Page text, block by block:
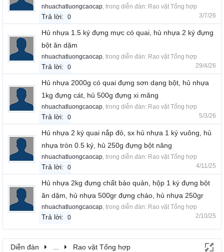
nhuachatluongcaocap, trong diễn đàn: Rao vặt Tổng hợp
Trả lời: 0 3/7/26
Hủ nhựa 1.5 ký đựng mực có quai, hủ nhựa 2 ký đựng
bột ăn dặm
nhuachatluongcaocap, trong diễn đàn: Rao vặt Tổng hợp
Trả lời: 0 29/4/26
Hủ nhựa 2000g có quai đựng sơn dạng bột, hủ nhựa
1kg đựng cát, hủ 500g đựng xi măng
nhuachatluongcaocap, trong diễn đàn: Rao vặt Tổng hợp
Trả lời: 0 5/3/26
Hủ nhựa 2 ký quai nắp đỏ, sx hủ nhựa 1 ký vuông, hủ
nhựa tròn 0.5 ký, hủ 250g đựng bột năng
nhuachatluongcaocap, trong diễn đàn: Rao vặt Tổng hợp
Trả lời: 0 4/11/25
Hủ nhựa 2kg đựng chất bảo quản, hộp 1 ký đựng bột
ăn dặm, hủ nhựa 500gr đựng cháo, hủ nhựa 250gr
nhuachatluongcaocap, trong diễn đàn: Rao vặt Tổng hợp
Trả lời: 0 2/10/25
Diễn đàn ... Rao vặt Tổng hợp